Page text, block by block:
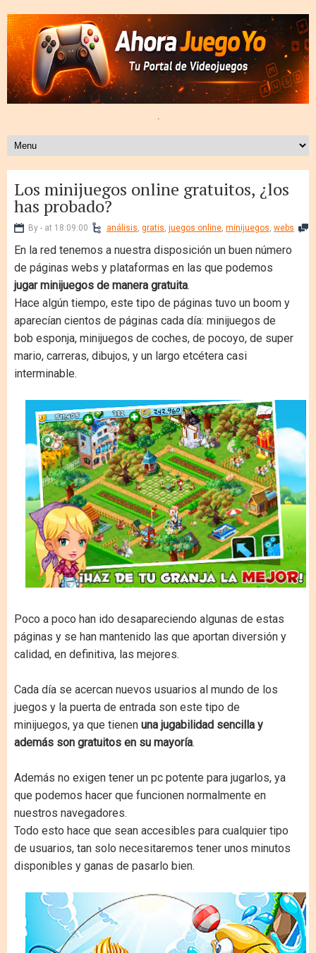
.
Los minijuegos online gratuitos, ¿los
has probado?
By - at 18:09:00 análisis, gratis, juegos online, minijuegos, webs
En la red tenemos a nuestra disposición un buen número
de páginas webs y plataformas en las que podemos
jugar minijuegos de manera gratuita.
Hace algún tiempo, este tipo de páginas tuvo un boom y
aparecían cientos de páginas cada día: minijuegos de
bob esponja, minijuegos de coches, de pocoyo, de super
mario, carreras, dibujos, y un largo etcétera casi
interminable.
Poco a poco han ido desapareciendo algunas de estas
páginas y se han mantenido las que aportan diversión y
calidad, en definitiva, las mejores.
Cada día se acercan nuevos usuarios al mundo de los
juegos y la puerta de entrada son este tipo de
minijuegos, ya que tienen una jugabilidad sencilla y
además son gratuitos en su mayoría.
Además no exigen tener un pc potente para jugarlos, ya
que podemos hacer que funcionen normalmente en
nuestros navegadores.
Todo esto hace que sean accesibles para cualquier tipo
de usuarios, tan solo necesitaremos tener unos minutos
disponibles y ganas de pasarlo bien.